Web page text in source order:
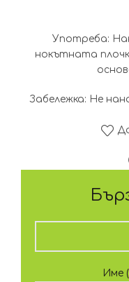
Употреба:
нокътната
Забележка: Не
Име